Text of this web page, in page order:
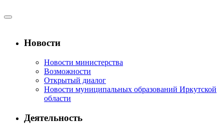
Новости
Новости министерства
Возможности
Открытый диалог
Новости муниципальных образований Иркутской
области
Деятельность